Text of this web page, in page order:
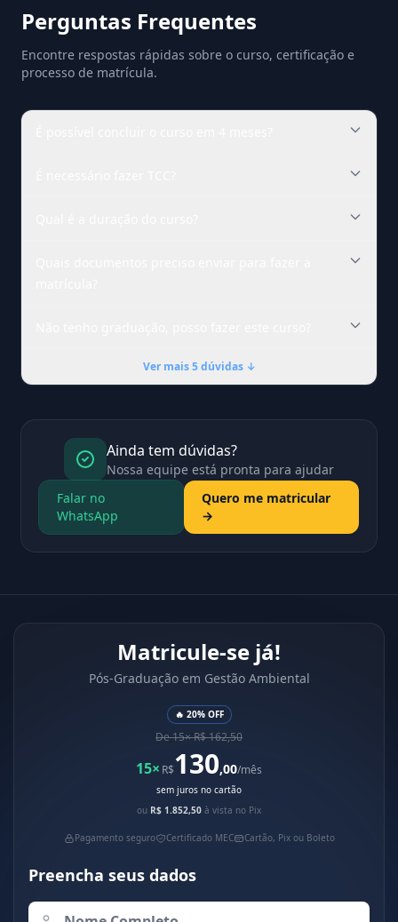
Perguntas Frequentes
Encontre respostas rápidas sobre o curso, certificação e
processo de matrícula.
Ver mais 5 dúvidas ↓
Ainda tem dúvidas?
Nossa equipe está pronta para ajudar
Falar no
WhatsApp
Quero me matricular
→
Matricule-se já!
Pós-Graduação em Gestão Ambiental
🔥 20% OFF
De 15× R$ 162,50
15× R$130,00/mês
sem juros no cartão
ou R$ 1.852,50 à vista no Pix
Pagamento seguro Certificado MEC Cartão, Pix ou Boleto
Preencha seus dados